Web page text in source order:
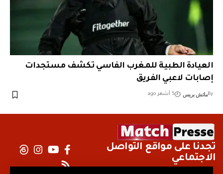
العيادة الطبية للمغرب الفاسي تكشف مستجدات
إصابات لاعبي الفريق
Byماتش بريس 5 أشهر ago
تجدنا على مواقع التواصل
الاجتماعي